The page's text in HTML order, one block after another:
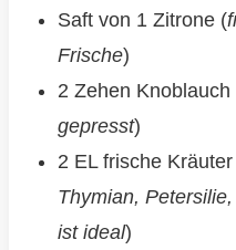
Saft von 1 Zitrone (
Frische)
2 Zehen Knoblauch
gepresst)
2 EL frische
Thymian,
ist ideal)